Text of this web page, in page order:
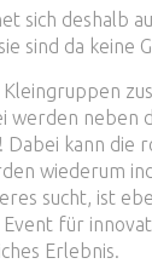
sich deshalb
sind da keine
Dabei kann
wiederum
sucht, ist
für
Erlebnis.